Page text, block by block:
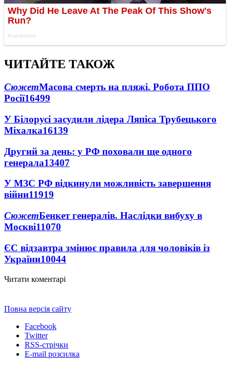
ЧИТАЙТЕ ТАКОЖ
СюжетМасова смерть на пляжі. Робота ППО
Росії16499
У Білорусі засудили лідера Ляпіса Трубецького
Міхалка16139
Другий за день: у РФ поховали ще одного
генерала13407
У МЗС РФ відкинули можливість завершення
війни11919
СюжетБенкет генералів. Наслідки вибуху в
Москві11070
ЄС відзавтра змінює правила для чоловіків із
України10044
Читати коментарі
Повна версія сайту
Facebook
Twitter
RSS-стрічки
E-mail розсилка